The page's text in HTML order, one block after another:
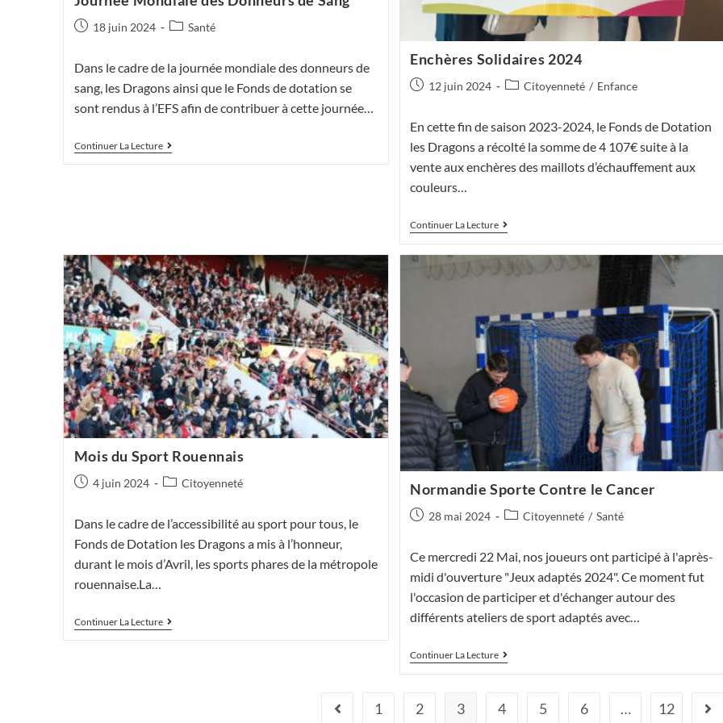
Publication
18 juin 2024
PostSanté
Dans le cadre de la journée mondiale des donneurs de
sang, les Dragons ainsi que le Fonds de dotation se
sont rendus à l’EFS afin de contribuer à cette journée…
Continuer La LectureJournée
Enchères Solidaires 2024
Publication
12 juin 2024
PostCitoyenneté / Enfance
En cette fin de saison 2023-2024, le Fonds de Dotation
les Dragons a récolté la somme de 4 107€ suite à la
vente aux enchères des maillots d’échauffement aux
couleurs…
Continuer La LectureEnchères
Solidaires
Mois du Sport Rouennais
Publication
4 juin 2024
PostCitoyenneté
Dans le cadre de l’accessibilité au sport pour tous, le
Fonds de Dotation les Dragons a mis à l’honneur,
durant le mois d’Avril, les sports phares de la métropole
rouennaise.La…
Continuer La LectureMois
Du
Normandie Sporte Contre le Cancer
Publication
28 mai 2024
PostCitoyenneté / Santé
Ce mercredi 22 Mai, nos joueurs ont participé à l'après-
midi d'ouverture "Jeux adaptés 2024". Ce moment fut
l'occasion de participer et d'échanger autour des
différents ateliers de sport adaptés avec…
Continuer La LectureNormandie
Sporte
Cancer
Go to the previous page
1 2 3 4 5 6 … 12